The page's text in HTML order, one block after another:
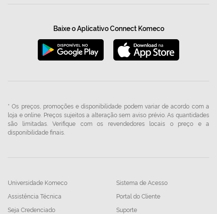
Baixe o Aplicativo Connect Komeco
* Os preços, promoções e disponibilidade podem variar de acordo com a
loja e online. Preços sujeitos a alteração sem aviso prévio. As quantidades
são limitadas. Verifique com os revendedores locais o preço e a
disponibilidade finais.
Universidade Komeco
Assistência Técnica
Seja Credenciado
Sistema de Acesso
Portal do Cliente
Suporte